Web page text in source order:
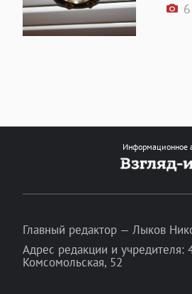
Информационное
Главный редактор — Лыков
Адрес редакции и учредителя:
Комсомольская, 52